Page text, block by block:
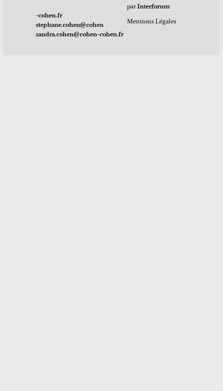
rf.nehoc-
nehoc@nehoc.enahpets
rf.nehoc-nehoc@nehoc.ardnas
parInterforum
Mentions Légales